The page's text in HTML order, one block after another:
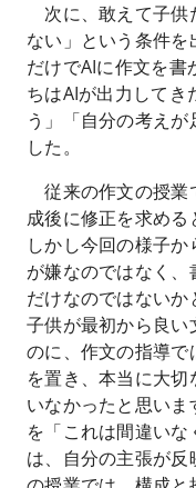
次に、敢えて子供
ない」という条件を
だけでAIに作文を書
ちはAIが出力してき
う」「自分の考え
した。
従来の作文の授業
成後に修正を求める
しかし今回の様子
が嫌なのではなく
だけなのではないか
子供が最初から良い
のに、作文の指導で
を置き、本当に大
いなかったと思い
を「これは間違い
は、自分の主張が反